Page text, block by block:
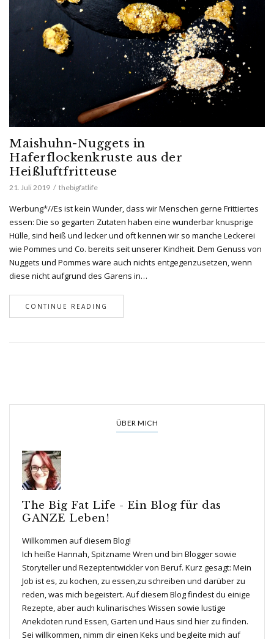
Maishuhn-Nuggets in
Haferflockenkruste aus der
Heißluftfritteuse
21. Juli 2019 thebigfatlife
Werbung*//Es ist kein Wunder, dass wir Menschen gerne Frittiertes
essen: Die so gegarten Zutaten haben eine wunderbar knusprige
Hülle, sind heiß und lecker und oft kennen wir so manche Leckerei
wie Pommes und Co. bereits seit unserer Kindheit. Dem Genuss von
Nuggets und Pommes wäre auch nichts entgegenzusetzen, wenn
diese nicht aufgrund des Garens in…
CONTINUE READING
ÜBER MICH
The Big Fat Life - Ein Blog für das
GANZE Leben!
Willkommen auf diesem Blog!
Ich heiße Hannah, Spitzname Wren und bin Blogger sowie
Storyteller und Rezeptentwickler von Beruf. Kurz gesagt: Mein
Job ist es, zu kochen, zu essen,zu schreiben und darüber zu
reden, was mich begeistert. Auf diesem Blog findest du einige
Rezepte, aber auch kulinarisches Wissen sowie lustige
Anekdoten rund Essen, Garten und Haus sind hier zu finden.
Sei willkommen, nimm dir einen Keks und begleite mich auf